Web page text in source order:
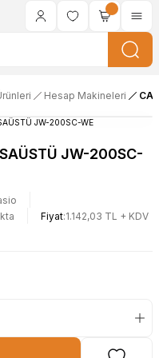
Hesap Makineleri
JW-200SC-
Fiyat 1.142,03 TL + KDV